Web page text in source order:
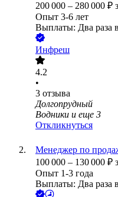
200 000 – 280 000 ₽
Опыт 3-6 лет
Выплаты: Два раза
Инфреш
4.2
•
3 отзыва
Долгопрудный
Водники и еще 3
Откликнуться
Менеджер по
100 000 – 130 000 ₽
Опыт 1-3 года
Выплаты: Два раза